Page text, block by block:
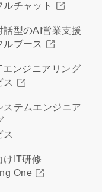
ルチャット
話型のAI営業支援
ルブース
エンジニアリング
ス
ステムエンジニア
ス
けIT研修
One